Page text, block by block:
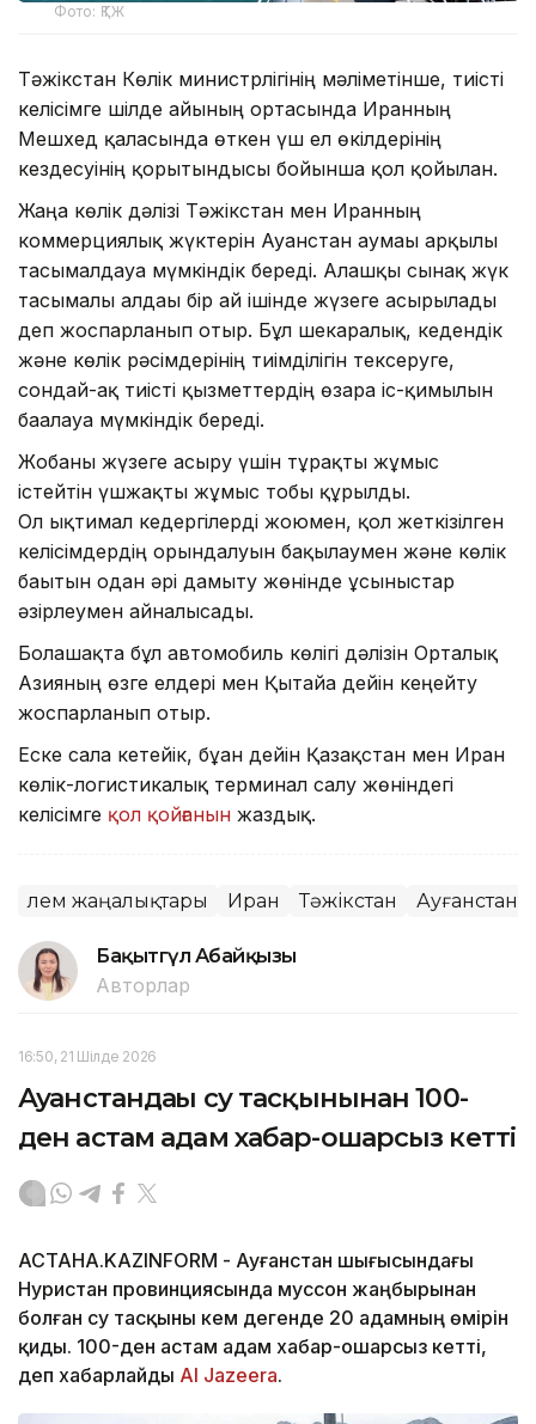
Фото: ҚТЖ
Тәжікстан Көлік министрлігінің мәліметінше, тиісті
келісімге шілде айының ортасында Иранның
Мешхед қаласында өткен үш ел өкілдерінің
кездесуінің қорытындысы бойынша қол қойылған.
Жаңа көлік дәлізі Тәжікстан мен Иранның
коммерциялық жүктерін Ауғанстан аумағы арқылы
тасымалдауға мүмкіндік береді. Алғашқы сынақ жүк
тасымалы алдағы бір ай ішінде жүзеге асырылады
деп жоспарланып отыр. Бұл шекаралық, кедендік
және көлік рәсімдерінің тиімділігін тексеруге,
сондай-ақ тиісті қызметтердің өзара іс-қимылын
бағалауға мүмкіндік береді.
Жобаны жүзеге асыру үшін тұрақты жұмыс
істейтін үшжақты жұмыс тобы құрылды.
Ол ықтимал кедергілерді жоюмен, қол жеткізілген
келісімдердің орындалуын бақылаумен және көлік
бағытын одан әрі дамыту жөнінде ұсыныстар
әзірлеумен айналысады.
Болашақта бұл автомобиль көлігі дәлізін Орталық
Азияның өзге елдері мен Қытайға дейін кеңейту
жоспарланып отыр.
Еске сала кетейік, бұған дейін Қазақстан мен Иран
көлік-логистикалық терминал салу жөніндегі
келісімге қол қойғанын жаздық.
Әлем жаңалықтары Иран Тәжікстан Ауғанстан
Бақытгүл Абайқызы
Авторлар
16:50, 21 Шілде 2026
Ауғанстандағы су тасқынынан 100-
ден астам адам хабар-ошарсыз кетті
АСТАНА.KAZINFORM - Ауғанстан шығысындағы
Нуристан провинциясында муссон жаңбырынан
болған су тасқыны кем дегенде 20 адамның өмірін
қиды. 100-ден астам адам хабар-ошарсыз кетті,
деп хабарлайды Al Jazeera.